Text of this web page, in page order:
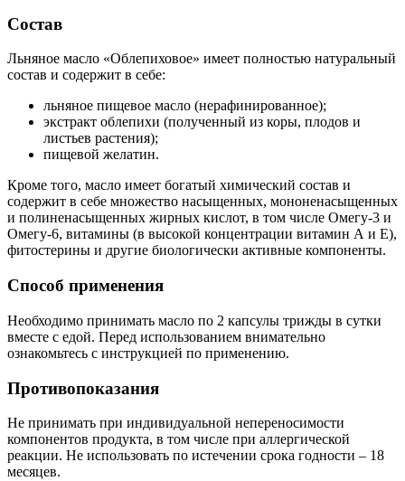
Состав
Льняное масло «Облепиховое» имеет полностью натуральный
состав и содержит в себе:
льняное пищевое масло (нерафинированное);
экстракт облепихи (полученный из коры, плодов и
листьев растения);
пищевой желатин.
Кроме того, масло имеет богатый химический состав и
содержит в себе множество насыщенных, мононенасыщенных
и полиненасыщенных жирных кислот, в том числе Омегу-3 и
Омегу-6, витамины (в высокой концентрации витамин А и Е),
фитостерины и другие биологически активные компоненты.
Способ применения
Необходимо принимать масло по 2 капсулы трижды в сутки
вместе с едой. Перед использованием внимательно
ознакомьтесь с инструкцией по применению.
Противопоказания
Не принимать при индивидуальной непереносимости
компонентов продукта, в том числе при аллергической
реакции. Не использовать по истечении срока годности – 18
месяцев.